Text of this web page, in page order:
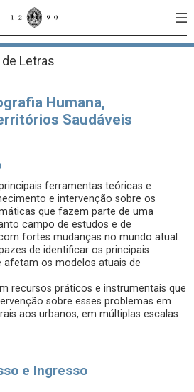
Letras
Humana,
Saudáveis
ferramentas teóricas e
e intervenção sobre os
que fazem parte de uma
campo de estudos e de
fortes mudanças no mundo atual.
de identificar os principais
afetam os modelos atuais de
recursos práticos e instrumentais que
sobre esses problemas em
aos urbanos, em múltiplas escalas
e Ingresso